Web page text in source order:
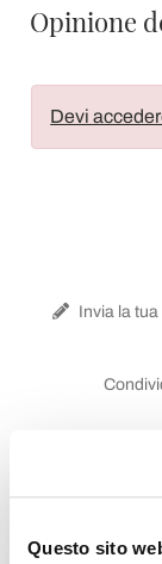
Questo sito
Opinione
Devi
Invia la